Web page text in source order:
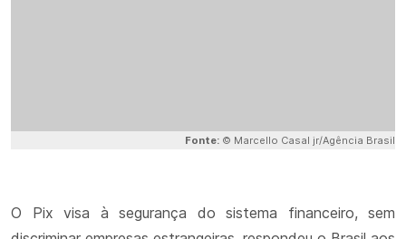
Fonte: © Marcello Casal jr/Agência Brasil
O Pix visa à segurança do sistema financeiro, sem